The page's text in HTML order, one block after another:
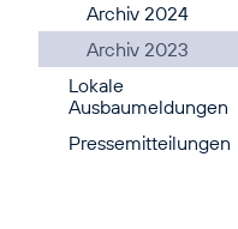
Archiv 2024
Archiv 2023
Lokale
Ausbaumeldungen
Pressemitteilungen